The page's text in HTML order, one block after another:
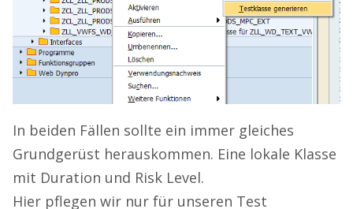
In beiden Fällen sollte ein immer gleiches
Grundgerüst herauskommen. Eine lokale Klasse
mit Duration und Risk Level.
Hier pflegen wir nur für unseren Test